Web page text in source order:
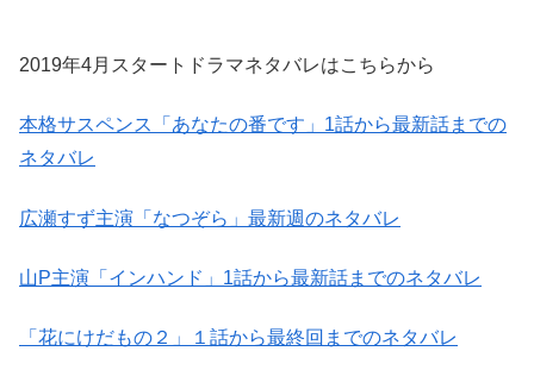
2019年4月スタートドラマネタバレはこちらから
本格サスペンス「あなたの番です」1話から最新話までの
ネタバレ
広瀬すず主演「なつぞら」最新週のネタバレ
山P主演「インハンド」1話から最新話までのネタバレ
「花にけだもの２」１話から最終回までのネタバレ